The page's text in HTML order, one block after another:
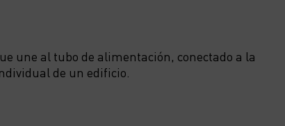
une al tubo de alimentación, conectado a la
de un edificio.